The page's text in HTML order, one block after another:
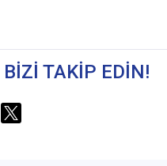
BİZİ TAKİP EDİN!